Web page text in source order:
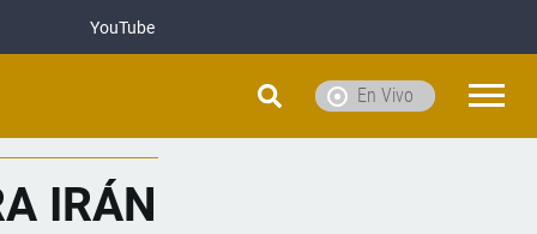
YouTube
En Vivo
IRÁN